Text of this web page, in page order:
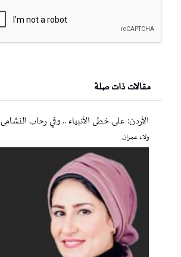
مقالات ذات صلة
الأردن: على خطى الأنبياء .. وفي رحاب النشامى
ولاء عمران